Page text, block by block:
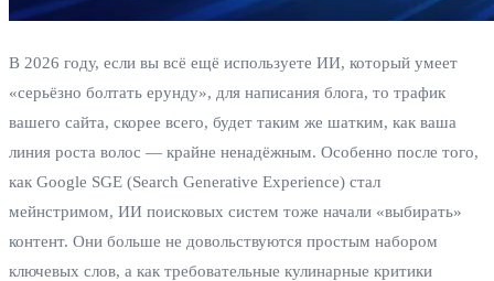
В 2026 году, если вы всё ещё используете ИИ, который умеет
«серьёзно болтать ерунду», для написания блога, то трафик
вашего сайта, скорее всего, будет таким же шатким, как ваша
линия роста волос — крайне ненадёжным. Особенно после того,
как Google SGE (Search Generative Experience) стал
мейнстримом, ИИ поисковых систем тоже начали «выбирать»
контент. Они больше не довольствуются простым набором
ключевых слов, а как требовательные кулинарные критики